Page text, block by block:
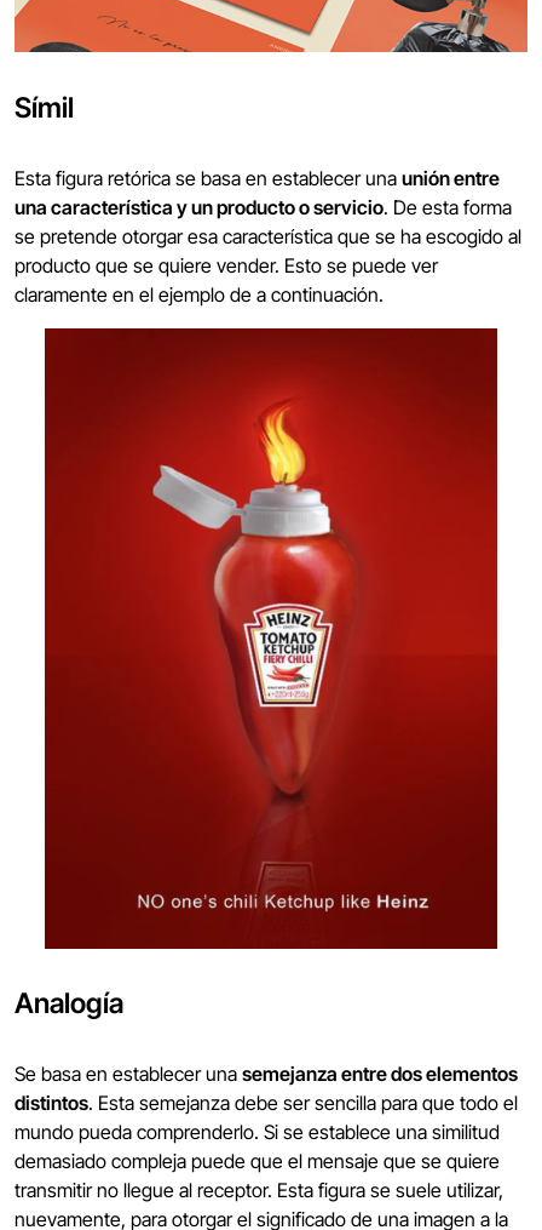
Símil
Esta figura retórica se basa en establecer una unión entre
una característica y un producto o servicio. De esta forma
se pretende otorgar esa característica que se ha escogido al
producto que se quiere vender. Esto se puede ver
claramente en el ejemplo de a continuación.
Analogía
Se basa en establecer una semejanza entre dos elementos
distintos. Esta semejanza debe ser sencilla para que todo el
mundo pueda comprenderlo. Si se establece una similitud
demasiado compleja puede que el mensaje que se quiere
transmitir no llegue al receptor. Esta figura se suele utilizar,
nuevamente, para otorgar el significado de una imagen a la